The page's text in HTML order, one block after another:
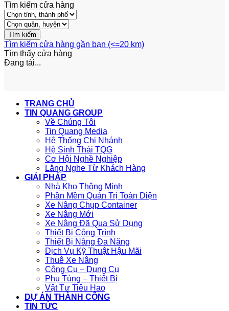
Tìm kiếm cửa hàng
Tìm kiếm cửa hàng gần bạn (<=20 km)
Tìm thấy cửa hàng
Đang tải...
TRANG CHỦ
TIN QUANG GROUP
Về Chúng Tôi
Tin Quang Media
Hệ Thống Chi Nhánh
Hệ Sinh Thái TQG
Cơ Hội Nghề Nghiệp
Lắng Nghe Từ Khách Hàng
GIẢI PHÁP
Nhà Kho Thông Minh
Phần Mềm Quản Trị Toàn Diện
Xe Nâng Chụp Container
Xe Nâng Mới
Xe Nâng Đã Qua Sử Dụng
Thiết Bị Công Trình
Thiết Bị Nâng Đa Năng
Dịch Vụ Kỹ Thuật Hậu Mãi
Thuê Xe Nâng
Công Cụ – Dụng Cụ
Phụ Tùng – Thiết Bị
Vật Tư Tiêu Hao
DỰ ÁN THÀNH CÔNG
TIN TỨC